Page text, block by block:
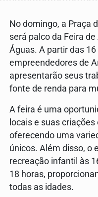
No domingo, a Praça
será palco da Feira
Águas. A partir das
empreendedores de
apresentarão seus
fonte de renda para
A feira é uma
locais e suas
oferecendo uma
únicos. Além disso, o
recreação infantil às
18 horas,
todas as idades.